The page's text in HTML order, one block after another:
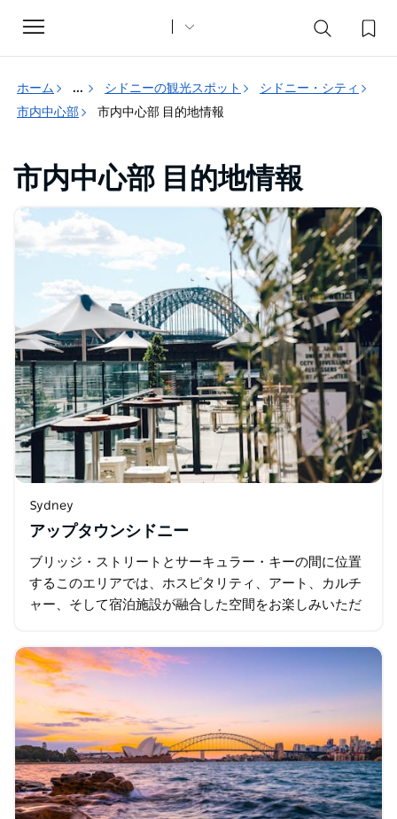
Toggle
navigation
ホーム ... シドニーの観光スポット
シドニー・シティ
市内中心部
市内中心部 目的地情報
市内中心部 目的地情報
Sydney
アップタウンシドニー
ブリッジ・ストリートとサーキュラー・キーの間に位置
するこのエリアでは、ホスピタリティ、アート、カルチ
ャー、そして宿泊施設が融合した空間をお楽しみいただ
アップタウン・シドニーは…